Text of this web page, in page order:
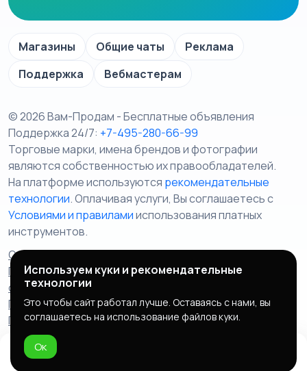
Магазины Общие чаты
Реклама
Поддержка
Вебмастерам
© 2026 Вам-Продам - Бесплатные объявления
Поддержка 24/7: +7-495-280-66-99
Торговые марки, имена брендов и фотографии
являются собственностью их правообладателей.
На платформе используются рекомендательные
технологии. Оплачивая услуги, Вы соглашаетесь c
Условиями и правиламииспользования платных
инструментов.
Отказ от ответственности
Правила сервиса
Политика конфиденциальности
Пользовательское
соглашение
Запрещенные товары/услуги
Правообладателям
Партнерская программа
Политика cookie
Используем куки и рекомендательные
технологии
Это чтобы сайт работал лучше. Оставаясь с нами, вы
соглашаетесь на использование файлов куки.
Ок